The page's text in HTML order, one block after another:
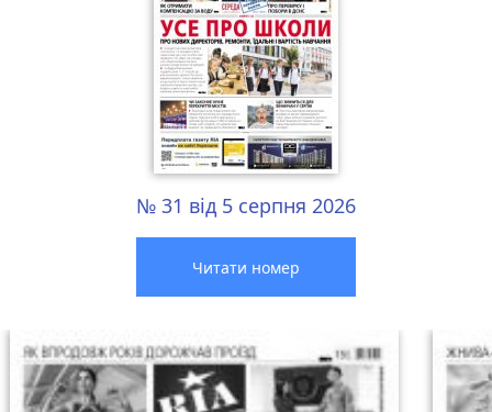
№ 31 від 5 серпня 2026
Читати номер